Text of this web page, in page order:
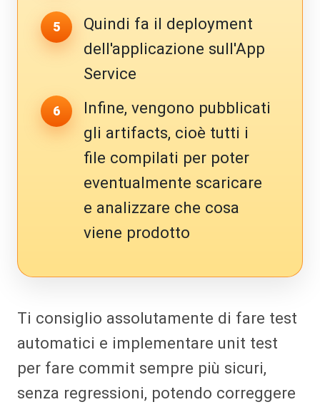
Quindi fa il deployment
dell'applicazione sull'App
Service
Infine, vengono pubblicati
gli artifacts, cioè tutti i
file compilati per poter
eventualmente scaricare
e analizzare che cosa
viene prodotto
Ti consiglio assolutamente di fare test
automatici e implementare unit test
per fare commit sempre più sicuri,
senza regressioni, potendo correggere